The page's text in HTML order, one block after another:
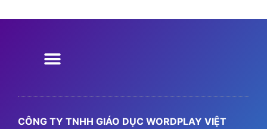
CÔNG TY TNHH GIÁO DỤC WORDPLAY VIỆT